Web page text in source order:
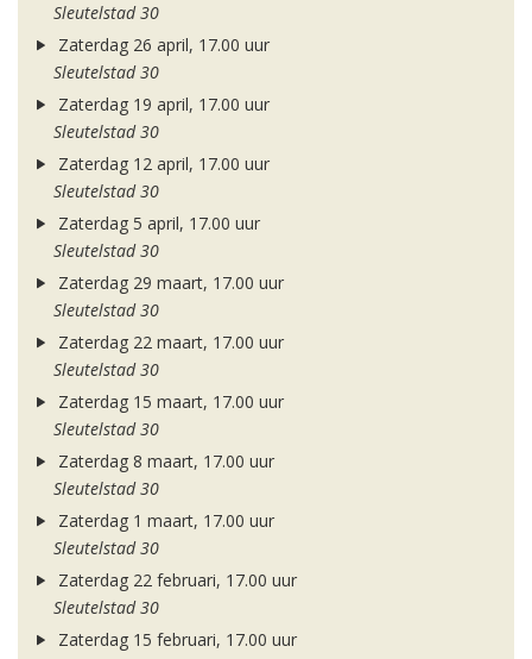
Sleutelstad 30
Zaterdag 26 april, 17.00 uur
Sleutelstad 30
Zaterdag 19 april, 17.00 uur
Sleutelstad 30
Zaterdag 12 april, 17.00 uur
Sleutelstad 30
Zaterdag 5 april, 17.00 uur
Sleutelstad 30
Zaterdag 29 maart, 17.00 uur
Sleutelstad 30
Zaterdag 22 maart, 17.00 uur
Sleutelstad 30
Zaterdag 15 maart, 17.00 uur
Sleutelstad 30
Zaterdag 8 maart, 17.00 uur
Sleutelstad 30
Zaterdag 1 maart, 17.00 uur
Sleutelstad 30
Zaterdag 22 februari, 17.00 uur
Sleutelstad 30
Zaterdag 15 februari, 17.00 uur